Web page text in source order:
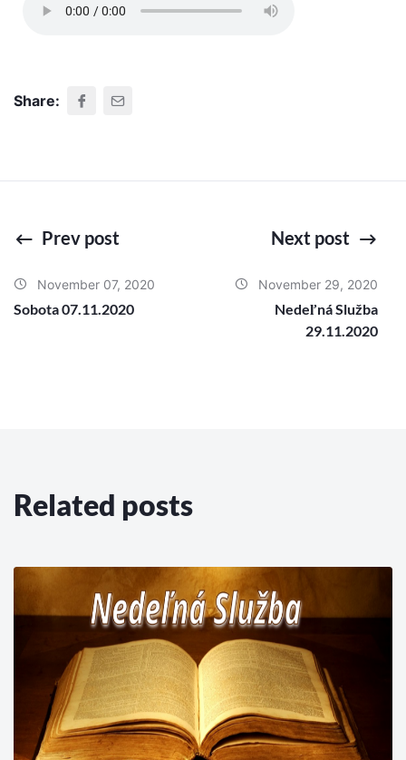
Share:
Prev post
November 07, 2020
Sobota 07.11.2020
Next post
November 29, 2020
Nedeľná Služba
29.11.2020
Related posts